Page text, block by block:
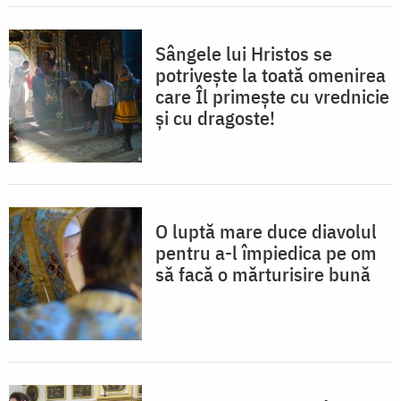
Sângele lui Hristos se
potrivește la toată omenirea
care Îl primește cu vrednicie
și cu dragoste!
O luptă mare duce diavolul
pentru a-l împiedica pe om
să facă o mărturisire bună